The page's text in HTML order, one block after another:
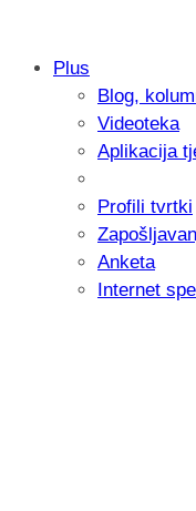
donijelo
Plus
Blog,
Videoteka
Aplikacija
Profili tvrtki
Anketa
Internet